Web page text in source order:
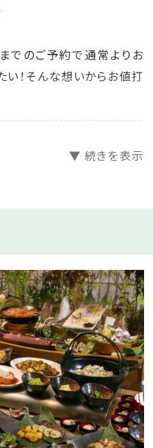
でのご予約で通常よりお
！そんな想いからお値打
を設置
み放題！
ブックコーナー
コーナー
夜鳴きそば」をご用意♪
▼ 続きを表示